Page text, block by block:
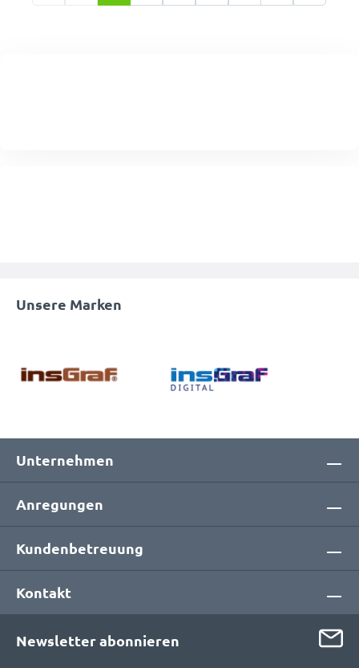
Unsere Marken
Unternehmen
Anregungen
Kundenbetreuung
Kontakt
Newsletter abonnieren